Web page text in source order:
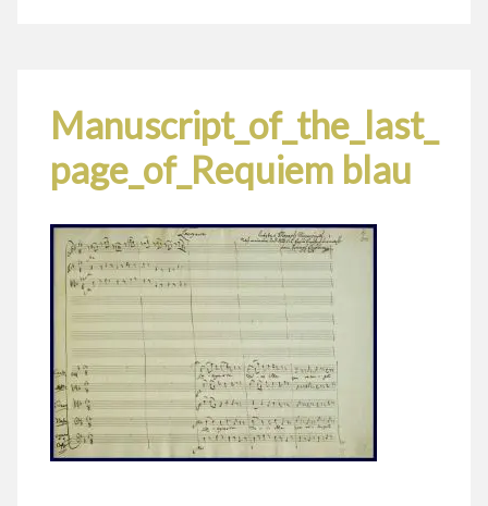
Manuscript_of_the_last_
page_of_Requiem blau